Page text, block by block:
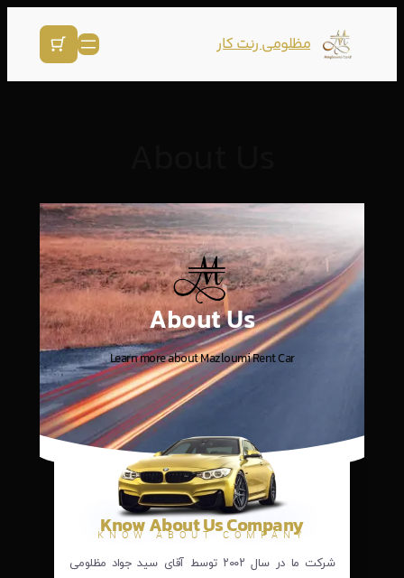
مظلومی رنت کار
About Us
Learn more about Mazloumi Rent Car
Know About Us Company
KNOW ABOUT COMPANY
شرکت ما در سال ۲۰۰۲ توسط آقای سید جواد مظلومی